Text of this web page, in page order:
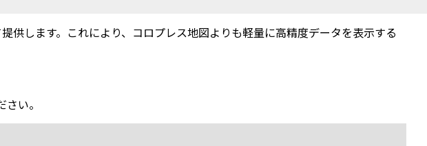
供します。これにより、コロプレス地図よりも軽量に高精度データを表示する
い。